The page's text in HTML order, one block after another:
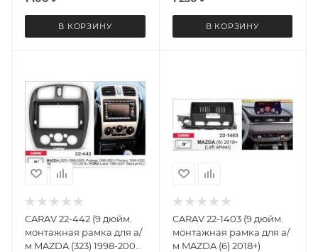
В КОРЗИНУ В КОРЗИНУ
CARAV 22-442 (9 дюйм.
монтажная рамка для а/
м MAZDA (323) 1998-2003
CARAV 22-1403 (9 дюйм.
монтажная рамка для а/
м MAZDA (6) 2018+)